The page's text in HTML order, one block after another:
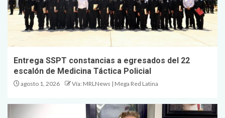
Entrega SSPT constancias a egresados del 22
escalón de Medicina Táctica Policial
agosto 1, 2026 Vía: MRLNews | Mega Red Latina